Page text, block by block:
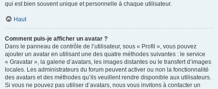
qui est bien souvent unique et personnelle à chaque utilisateur.
Haut
Comment puis-je afficher un avatar ?
Dans le panneau de contrôle de l’utilisateur, sous « Profil », vous pouvez
ajouter un avatar en utilisant une des quatre méthodes suivantes : le service
« Gravatar », la galerie d’avatars, les images distantes ou le transfert d’images
locales. Les administrateurs du forum peuvent activer ou non la fonctionnalité
des avatars et des méthodes qu’ils veuillent rendre disponible aux utilisateurs.
Si vous ne pouvez pas utiliser d’avatars, nous vous invitons à contacter un